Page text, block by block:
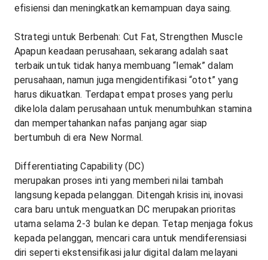
efisiensi dan meningkatkan kemampuan daya saing.
Strategi untuk Berbenah: Cut Fat, Strengthen Muscle
Apapun keadaan perusahaan, sekarang adalah saat
terbaik untuk tidak hanya membuang “lemak” dalam
perusahaan, namun juga mengidentifikasi “otot” yang
harus dikuatkan. Terdapat empat proses yang perlu
dikelola dalam perusahaan untuk menumbuhkan stamina
dan mempertahankan nafas panjang agar siap
bertumbuh di era New Normal.
Differentiating Capability (DC)
merupakan proses inti yang memberi nilai tambah
langsung kepada pelanggan. Ditengah krisis ini, inovasi
cara baru untuk menguatkan DC merupakan prioritas
utama selama 2-3 bulan ke depan. Tetap menjaga fokus
kepada pelanggan, mencari cara untuk mendiferensiasi
diri seperti ekstensifikasi jalur digital dalam melayani